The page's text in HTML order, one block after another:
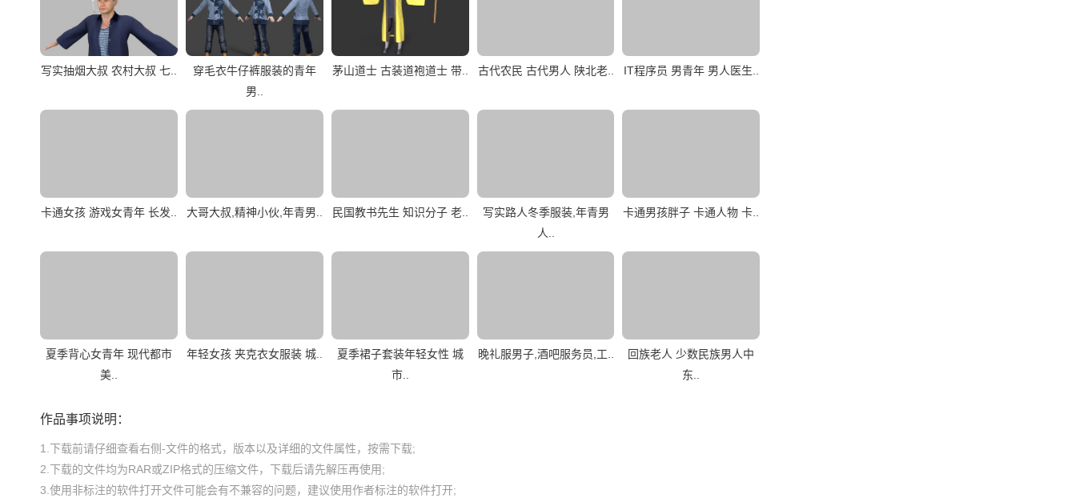
写实抽烟大叔 农村大叔 七..
穿毛衣牛仔裤服装的青年
男..
茅山道士 古装道袍道士 带.. 古代农民 古代男人 陕北老.. IT程序员 男青年 男人医生..
卡通女孩 游戏女青年 长发.. 大哥大叔,精神小伙,年青男.. 民国教书先生 知识分子 老..
写实路人冬季服装,年青男
人..
卡通男孩胖子 卡通人物 卡..
夏季背心女青年 现代都市
美..
年轻女孩 夹克衣女服装 城..
夏季裙子套装年轻女性 城
市..
晚礼服男子,酒吧服务员,工..
回族老人 少数民族男人中
东..
作品事项说明：
1.下载前请仔细查看右侧-文件的格式，版本以及详细的文件属性，按需下载;
2.下载的文件均为RAR或ZIP格式的压缩文件，下载后请先解压再使用;
3.使用非标注的软件打开文件可能会有不兼容的问题，建议使用作者标注的软件打开;